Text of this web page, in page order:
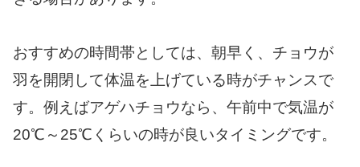
おすすめの時間帯としては、朝早く、チョウが
羽を開閉して体温を上げている時がチャンスで
す。例えばアゲハチョウなら、午前中で気温が
20℃～25℃くらいの時が良いタイミングです。